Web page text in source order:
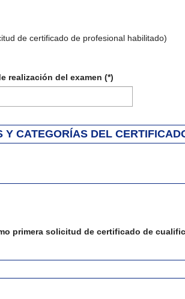
de certificado de profesional habilitado)
realización del examen (*)
CATEGORÍAS DEL
primera solicitud de certificado de